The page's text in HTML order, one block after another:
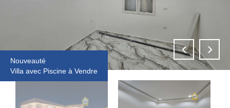
Nouveauté
Villa avec Piscine à Vendre